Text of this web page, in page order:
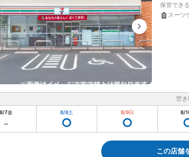
保管でき
スーツ
空
8/7金 8/8土 8/9日 8/
この店舗